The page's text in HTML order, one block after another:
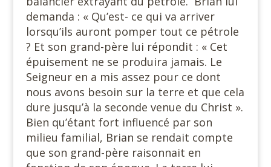
demanda : « Qu’est- ce qui va arriver
lorsqu’ils auront pomper tout ce pétrole
? Et son grand-père lui répondit : « Cet
épuisement ne se produira jamais. Le
Seigneur en a mis assez pour ce dont
nous avons besoin sur la terre et que cela
dure jusqu’à la seconde venue du Christ ».
Bien qu’étant fort influencé par son
milieu familial, Brian se rendait compte
que son grand-père raisonnait en